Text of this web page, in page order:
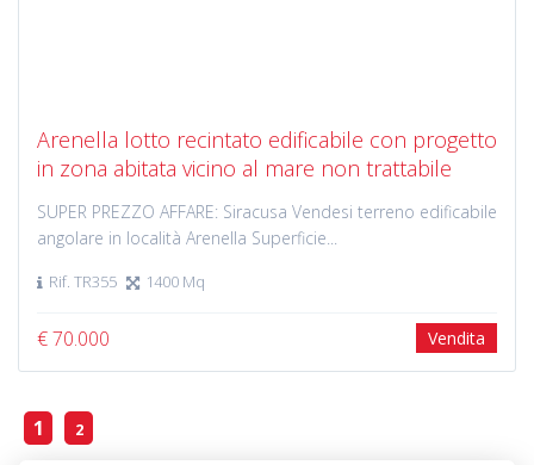
Arenella lotto recintato edificabile con progetto
in zona abitata vicino al mare non trattabile
SUPER PREZZO AFFARE: Siracusa Vendesi terreno edificabile
angolare in località Arenella Superficie...
Rif. TR355 1400 Mq
€ 70.000 Vendita
1 2